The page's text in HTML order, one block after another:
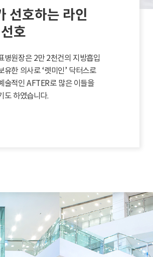
선호하는 라인
호
병원장은 2만 2천건의 지방흡입
유한 의사로 ‘렛미인’ 닥터스로
술적인 AFTER로 많은 이들을
도 하였습니다.